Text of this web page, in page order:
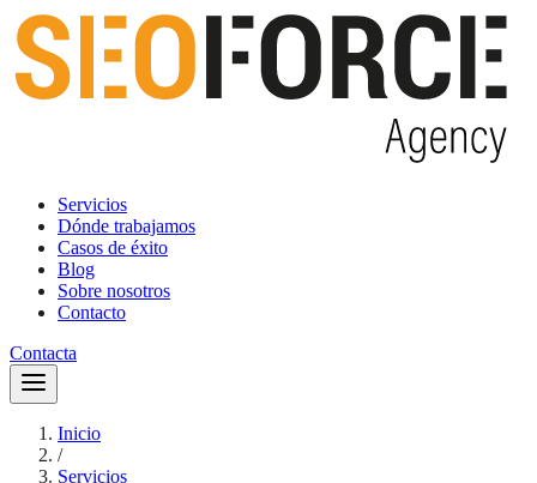
Servicios
Dónde trabajamos
Casos de éxito
Blog
Sobre nosotros
Contacto
Contacta
Inicio
/
Servicios